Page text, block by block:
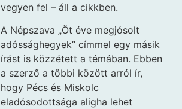
vegyen fel – áll a cikkben.
A Népszava „Öt éve megjósolt
adóssághegyek” címmel egy másik
írást is közzétett a témában. Ebben
a szerző a többi között arról ír,
hogy Pécs és Miskolc
eladósodottsága aligha lehet